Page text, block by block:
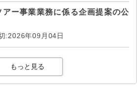
アー事業業務に係る企画提案の公
:2026年09月04日
もっと見る